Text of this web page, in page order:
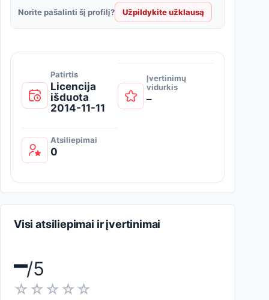
Norite pašalinti šį profilį? Užpildykite užklausą
Patirtis
Licencija
išduota
2014-11-11
Įvertinimų
vidurkis
–
Atsiliepimai
0
Visi atsiliepimai ir įvertinimai
–/5
☆☆☆☆☆